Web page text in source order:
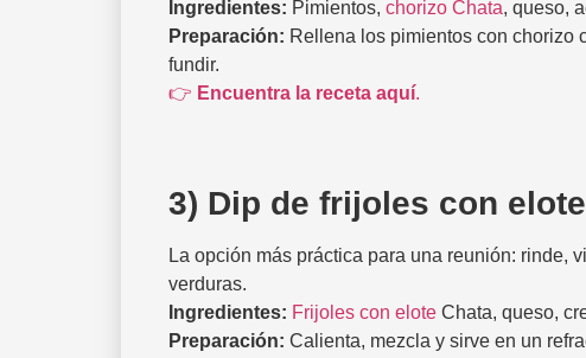
Ingredientes: Pimientos, chorizo Chata, queso,
Preparación: Rellena los pimientos con chorizo
fundir.
👉 Encuentra la receta aquí.
3) Dip de frijoles con elote
La opción más práctica para una reunión: rinde,
verduras.
Ingredientes: Frijoles con elote Chata, queso,
Preparación: Calienta, mezcla y sirve en un